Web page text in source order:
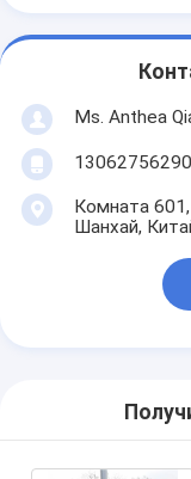
Ms. Anthea
13062756290
Комната
Шанхай,